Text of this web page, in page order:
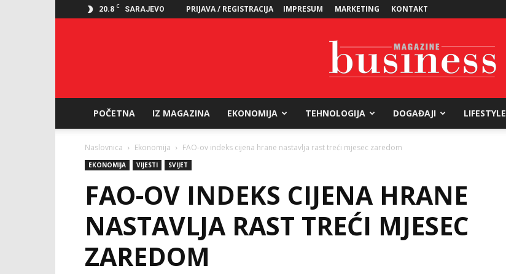
20.8 C SARAJEVO PRIJAVA / REGISTRACIJA IMPRESUM MARKETING KONTAKT
Magazine
POČETNA IZ MAGAZINA EKONOMIJA TEHNOLOGIJA DOGAĐAJI LIFESTYLE
Naslovnica Ekonomija FAO-ov indeks cijena hrane nastavlja rast treći mjesec zaredom
EKONOMIJA VIJESTI SVIJET
FAO-OV INDEKS CIJENA HRANE
NASTAVLJA RAST TREĆI MJESEC
ZAREDOM